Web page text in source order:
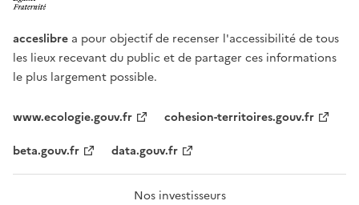
acceslibre a pour objectif de recenser l'accessibilité de tous
les lieux recevant du public et de partager ces informations
le plus largement possible.
www.ecologie.gouv.fr
cohesion-territoires.gouv.fr
beta.gouv.fr
data.gouv.fr
Nos investisseurs